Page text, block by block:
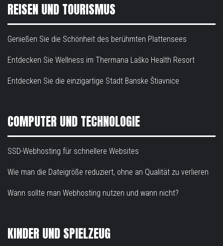
REISEN UND TOURISMUS
Genießen Sie die Schönheit des berühmten Plattensees
Entdecken Sie Wellness im Thermana Laško Health Resort
Entdecken Sie die einzigartige Stadt Banske Štiavnice
COMPUTER UND TECHNOLOGIE
SSD-Webhosting für schnellere Websites
Wie man die Dateigröße reduziert, ohne an Qualität zu verlieren
Wann sollte man Webhosting nutzen und wann nicht?
KINDER UND SPIELZEUG